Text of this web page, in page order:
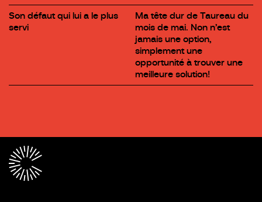
Son défaut qui lui a le plus
servi
Ma tête dur de Taureau du
mois de mai. Non n’est
jamais une option,
simplement une
opportunité à trouver une
meilleure solution!
p
r